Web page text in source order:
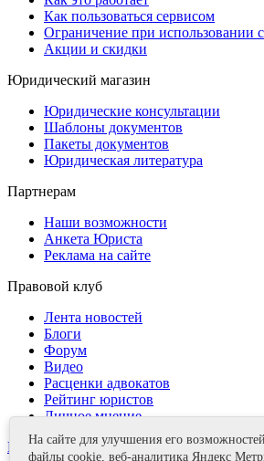
Как пользоваться сервисом
Ограничение при использовании
Акции и скидки
Юридический магазин
Юридические консультации
Шаблоны документов
Пакеты документов
Юридическая литература
Партнерам
Наши возможности
Анкета Юриста
Реклама на сайте
Правовой клуб
Лента новостей
Блоги
Форум
Видео
Расценки адвокатов
Рейтинг юристов
Личное мнение
Контакты
На сайте для улучшения его
файлы cookie, веб-аналитика Яндекс